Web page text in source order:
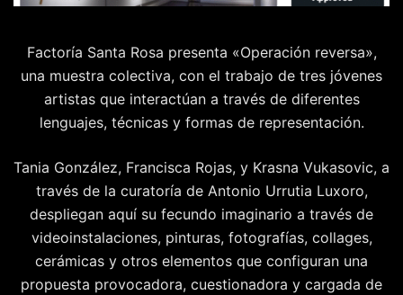
Factoría Santa Rosa presenta «Operación reversa»,
una muestra colectiva, con el trabajo de tres jóvenes
artistas que interactúan a través de diferentes
lenguajes, técnicas y formas de representación.
Tania González, Francisca Rojas, y Krasna Vukasovic, a
través de la curatoría de Antonio Urrutia Luxoro,
despliegan aquí su fecundo imaginario a través de
videoinstalaciones, pinturas, fotografías, collages,
cerámicas y otros elementos que configuran una
propuesta provocadora, cuestionadora y cargada de